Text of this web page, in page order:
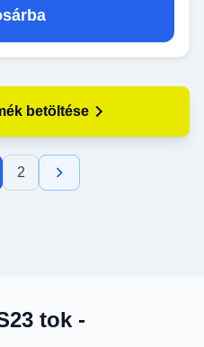
betöltése
2
tok -